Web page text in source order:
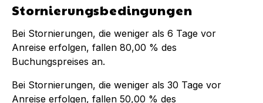
Stornierungsbedingungen
Bei Stornierungen, die weniger als 6 Tage vor
Anreise erfolgen, fallen 80,00 % des
Buchungspreises an.
Bei Stornierungen, die weniger als 30 Tage vor
Anreise erfolgen, fallen 50,00 % des